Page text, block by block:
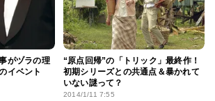
がヅラの理
イベント
“原点回帰”の「トリック」最終作！
初期シリーズとの共通点＆暴かれて
いない謎って？
2014/1/11 7:55